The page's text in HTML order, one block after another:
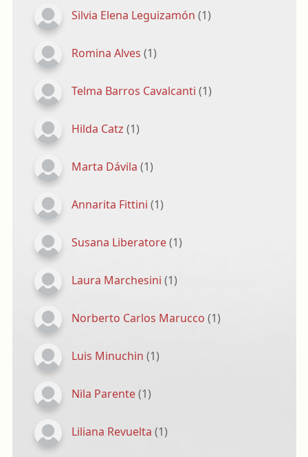
Silvia Elena Leguizamón (1)
Romina Alves (1)
Telma Barros Cavalcanti (1)
Hilda Catz (1)
Marta Dávila (1)
Annarita Fittini (1)
Susana Liberatore(1)
Laura Marchesini (1)
Norberto Carlos Marucco (1)
Luis Minuchin (1)
Nila Parente(1)
Liliana Revuelta (1)